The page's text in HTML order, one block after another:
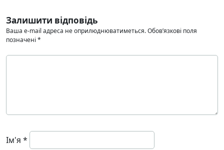
Залишити відповідь
Ваша e-mail адреса не оприлюднюватиметься.Обов’язкові поля
позначені *
Ім'я *